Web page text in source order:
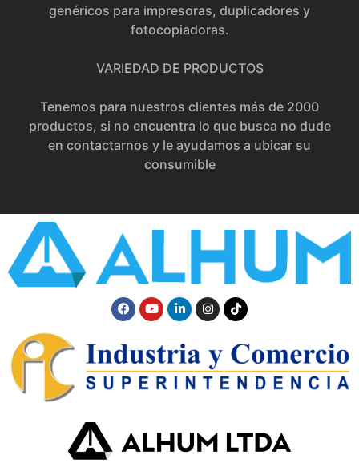
genéricos para impresoras, duplicadores y
fotocopiadoras.
VARIEDAD DE PRODUCTOS
Tenemos para nuestros clientes más de 2000
productos, si no encuentra lo que busca no dude
en contactarnos y le ayudamos a ubicar su
consumible